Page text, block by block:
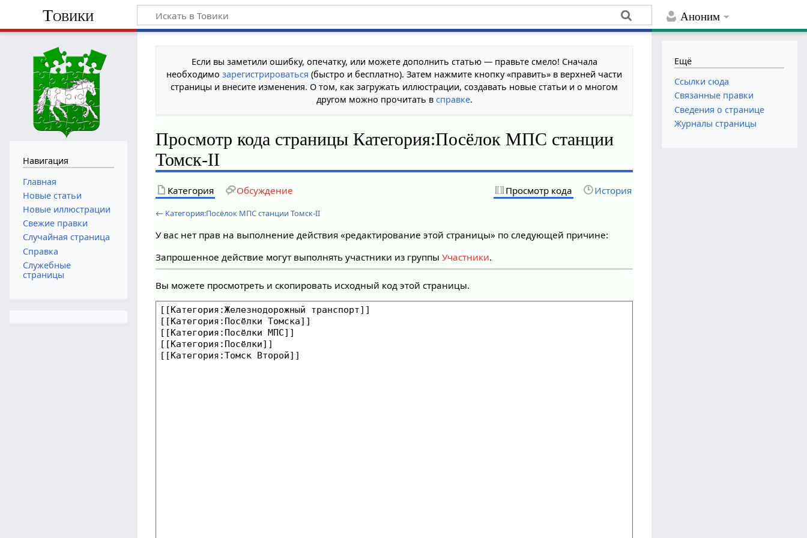
Аноним
Товики
Если вы заметили ошибку, опечатку, или можете дополнить статью — правьте смело! Сначала
необходимозарегистрироваться (быстро и бесплатно). Затем нажмите кнопку «править» в верхней части
страницы и внесите изменения. О том, как загружать иллюстрации, создавать новые статьи и о многом
другом можно прочитать в справке.
Просмотр кода страницы Категория:Посёлок МПС станции
Томск-II
Категория Обсуждение Просмотр кода История
← Категория:Посёлок МПС станции Томск-II
У вас нет прав на выполнение действия «редактирование этой страницы» по следующей причине:
Запрошенное действие могут выполнять участники из группыУчастники.
Вы можете просмотреть и скопировать исходный код этой страницы.
Навигация
Главная
Новые статьи
Новые иллюстрации
Свежие правки
Случайная страница
Справка
Служебные
страницы
Ещё
Ссылки сюда
Связанные правки
Сведения о странице
Журналы страницы